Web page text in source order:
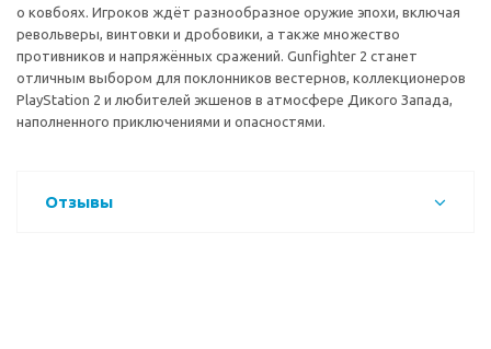
о ковбоях. Игроков ждёт разнообразное оружие эпохи, включая
револьверы, винтовки и дробовики, а также множество
противников и напряжённых сражений. Gunfighter 2 станет
отличным выбором для поклонников вестернов, коллекционеров
PlayStation 2 и любителей экшенов в атмосфере Дикого Запада,
наполненного приключениями и опасностями.
Отзывы